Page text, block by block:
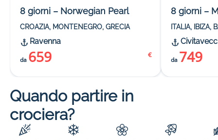
8 giorni – Norwegian Pearl
CROAZIA, MONTENEGRO, GRECIA
Ravenna
da 659 €
8 giorni –
ITALIA, IBIZA,
da 749
Quando partire in
crociera?